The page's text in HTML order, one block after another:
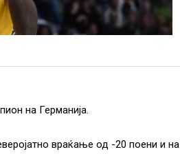
на Германија.
враќање од -20 поени и на